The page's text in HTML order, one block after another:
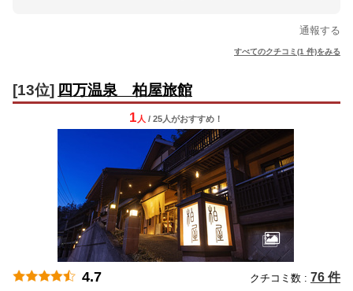
通報する
すべてのクチコミ(1 件)をみる
[13位] 四万温泉 柏屋旅館
1 人 / 25人がおすすめ！
4.7 クチコミ数 : 76 件